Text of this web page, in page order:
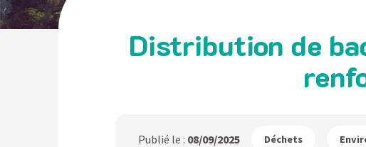
Distribution de
Publié le : 08/09/2025 Déchets